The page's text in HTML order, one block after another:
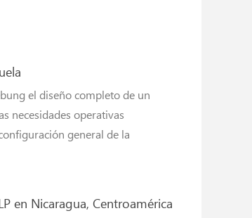
el diseño completo de un
necesidades operativas
general de la
en Nicaragua, Centroamérica